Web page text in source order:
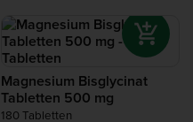
Magnesium Bisglycinat
Tabletten 500 mg
180 Tabletten